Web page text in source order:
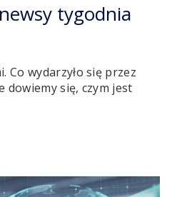
tygodnia
Co wydarzyło się przez
dowiemy się, czym jest